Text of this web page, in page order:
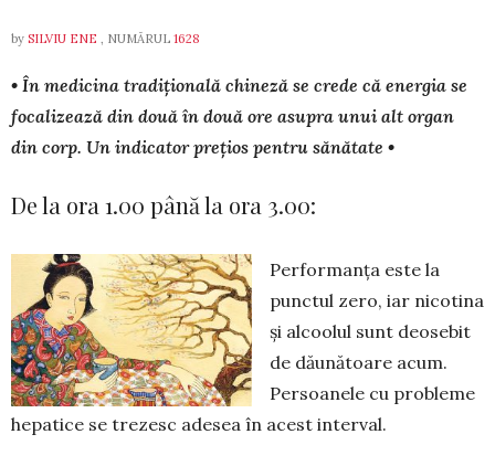
by SILVIU ENE , NUMĂRUL 1628
• În medicina tradițională chineză se crede că energia se
fo­cali­zea­ză din două în două ore asu­pra unui alt organ
din corp. Un indi­ca­tor prețios pentru sănătate •
De la ora 1.00 până la ora 3.00:
Performanța este la
punctul zero, iar nicotina
și alcoolul sunt deosebit
de dăunătoare acum.
Persoanele cu probleme
hepatice se trezesc adesea în acest interval.